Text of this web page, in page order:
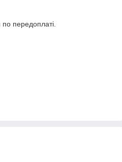
по передоплаті.